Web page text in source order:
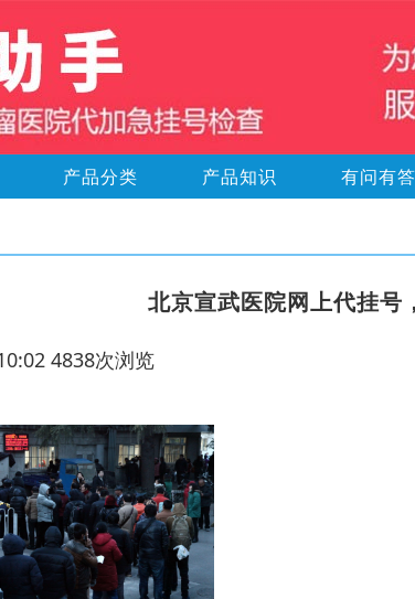
产品分类 产品知识 有问有答
北京宣武医院网上代挂号
4838次浏览